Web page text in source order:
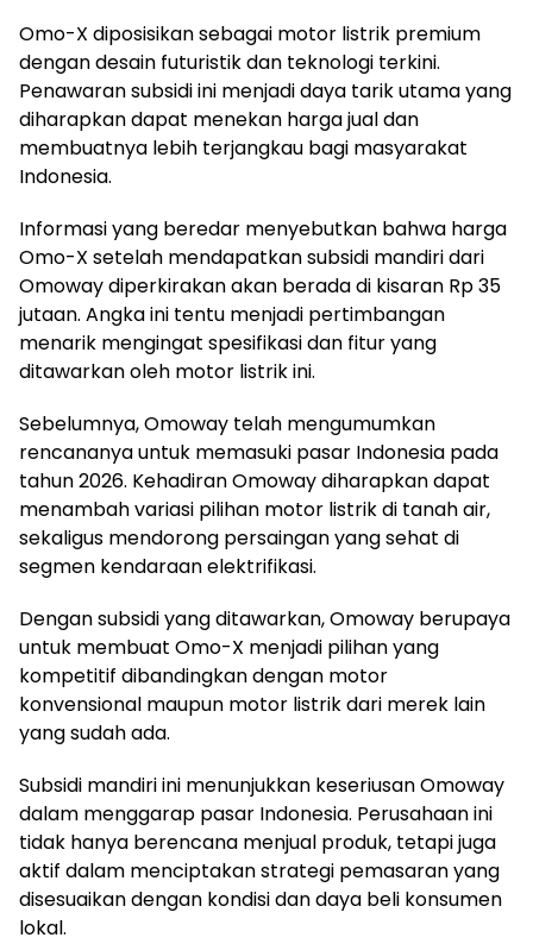
Omo-X diposisikan sebagai motor listrik premium
dengan desain futuristik dan teknologi terkini.
Penawaran subsidi ini menjadi daya tarik utama yang
diharapkan dapat menekan harga jual dan
membuatnya lebih terjangkau bagi masyarakat
Indonesia.
Informasi yang beredar menyebutkan bahwa harga
Omo-X setelah mendapatkan subsidi mandiri dari
Omoway diperkirakan akan berada di kisaran Rp 35
jutaan. Angka ini tentu menjadi pertimbangan
menarik mengingat spesifikasi dan fitur yang
ditawarkan oleh motor listrik ini.
Sebelumnya, Omoway telah mengumumkan
rencananya untuk memasuki pasar Indonesia pada
tahun 2026. Kehadiran Omoway diharapkan dapat
menambah variasi pilihan motor listrik di tanah air,
sekaligus mendorong persaingan yang sehat di
segmen kendaraan elektrifikasi.
Dengan subsidi yang ditawarkan, Omoway berupaya
untuk membuat Omo-X menjadi pilihan yang
kompetitif dibandingkan dengan motor
konvensional maupun motor listrik dari merek lain
yang sudah ada.
Subsidi mandiri ini menunjukkan keseriusan Omoway
dalam menggarap pasar Indonesia. Perusahaan ini
tidak hanya berencana menjual produk, tetapi juga
aktif dalam menciptakan strategi pemasaran yang
disesuaikan dengan kondisi dan daya beli konsumen
lokal.